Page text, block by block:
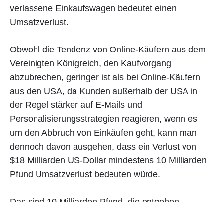
verlassene Einkaufswagen bedeutet einen
Umsatzverlust.
Obwohl die Tendenz von Online-Käufern aus dem
Vereinigten Königreich, den Kaufvorgang
abzubrechen, geringer ist als bei Online-Käufern
aus den USA, da Kunden außerhalb der USA in
der Regel stärker auf E-Mails und
Personalisierungsstrategien reagieren, wenn es
um den Abbruch von Einkäufen geht, kann man
dennoch davon ausgehen, dass ein Verlust von
$18 Milliarden US-Dollar mindestens 10 Milliarden
Pfund Umsatzverlust bedeuten würde.